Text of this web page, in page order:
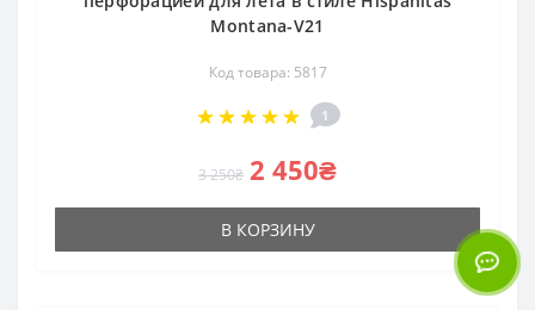
Montana-V21
Код товара: 5817
1
3 250₴ 2 450₴
В КОРЗИНУ